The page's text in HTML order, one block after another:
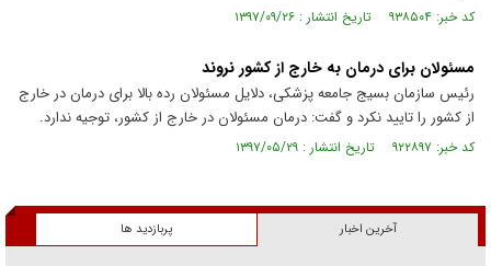
کد خبر: ۹۳۸۵۰۴ تاریخ انتشار : ۱۳۹۷/۰۹/۲۶
مسئولان برای درمان به خارج از کشور نروند
رئیس سازمان بسیج جامعه پزشکی، دلایل مسئولان رده بالا برای درمان در خارج
از کشور را تایید نکرد و گفت: درمان مسئولان در خارج از کشور، توجیه ندارد.
کد خبر: ۹۲۲۸۹۷ تاریخ انتشار : ۱۳۹۷/۰۵/۲۹
آخرین اخبار پربازدید ها